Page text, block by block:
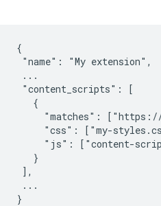
{
"name": "My extension",
...
"content_scripts": [
   {
"matches":
"css": ["my-
"js": ["content-
   }
],
...
}